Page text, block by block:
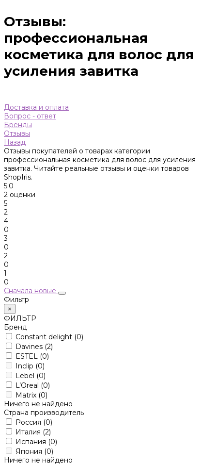
Отзывы:
профессиональная
косметика для волос для
усиления завитка
Доставка и оплата
Вопрос - ответ
Бренды
Отзывы
Назад
Отзывы покупателей о товарах категории
профессиональная косметика для волос для усиления
завитка. Читайте реальные отзывы и оценки товаров
ShopIris.
5.0
2 оценки
5
2
4
0
3
0
2
0
1
0
Сначала новые
Фильтр
×
ФИЛЬТР
Бренд
Constant delight (0)
Davines (2)
ESTEL
(0)
Inclip (0)
Lebel (0)
L’Oreal (0)
Matrix (0)
Ничего не найдено
Страна производитель
Россия (0)
Италия (2)
Испания (0)
Япония (0)
Ничего не найдено